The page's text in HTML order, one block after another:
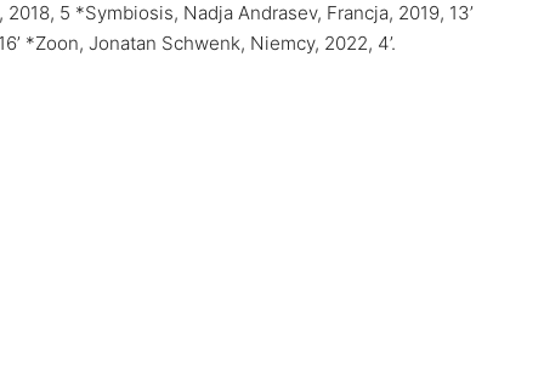
5 *Symbiosis, Nadja Andrasev, Francja, 2019, 13’
*Zoon, Jonatan Schwenk, Niemcy, 2022, 4’.